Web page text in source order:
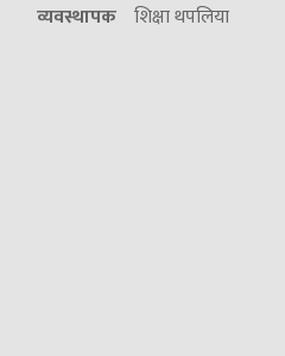
व्यवस्थापक शिक्षा थपलिया